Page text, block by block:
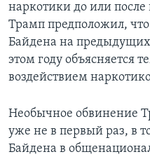
наркотики до или после
Трамп предположил,
Байдена на предыдущих
этом году объясняется
воздействием
Необычное обвинение
уже не в первый раз, в
Байдена в